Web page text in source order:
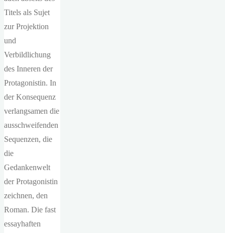
Titels als Sujet
zur Projektion
und
Verbildlichung
des Inneren der
Protagonistin. In
der Konsequenz
verlangsamen die
ausschweifenden
Sequenzen, die
die
Gedankenwelt
der Protagonistin
zeichnen, den
Roman. Die fast
essayhaften